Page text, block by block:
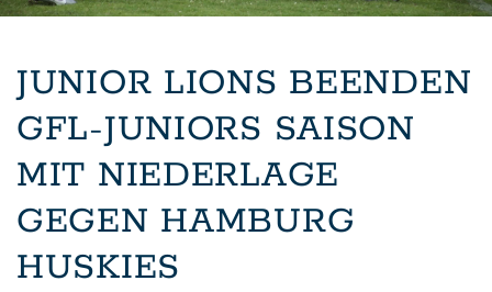
JUNIOR LIONS BEENDEN
GFL-JUNIORS SAISON
MIT NIEDERLAGE
GEGEN HAMBURG
HUSKIES